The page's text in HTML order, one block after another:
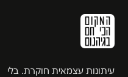
עיתונות עצמאית חוקרת. בלי